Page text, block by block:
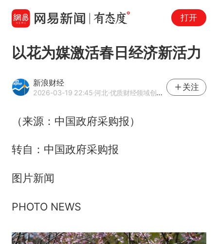
打开
以花为媒激活春日经济新活力
新浪财经
2026-03-19 22:45·河北·优质财经领域创作者
关注
（来源：中国政府采购报）
转自：中国政府采购报
图片新闻
PHOTO NEWS